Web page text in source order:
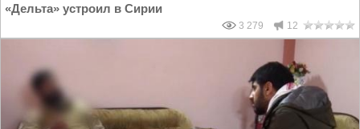
«Дельта» устроил в Сирии
3 279 12